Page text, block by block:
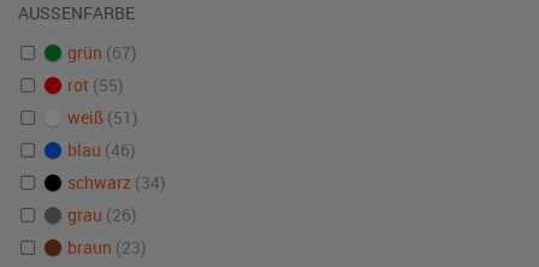
AUSSENFARBE
grün (67)
rot (55)
weiß (51)
blau (46)
schwarz (34)
grau (26)
braun (23)